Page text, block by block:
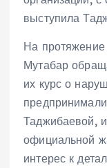
выступила
На
Мутабар
их курс о
Таджибаевой,
официальной
интерес к